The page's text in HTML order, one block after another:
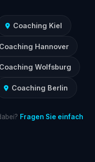
Coaching Kiel
Coaching Hannover
Coaching Wolfsburg
Coaching Berlin
Fragen Sie einfach